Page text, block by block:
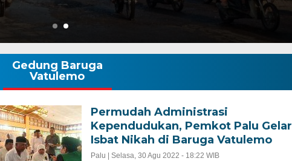
Gedung Baruga
Vatulemo
Permudah Administrasi
Kependudukan, Pemkot Palu Gelar
Isbat Nikah di Baruga Vatulemo
Palu | Selasa, 30 Agu 2022 - 18:22 WIB